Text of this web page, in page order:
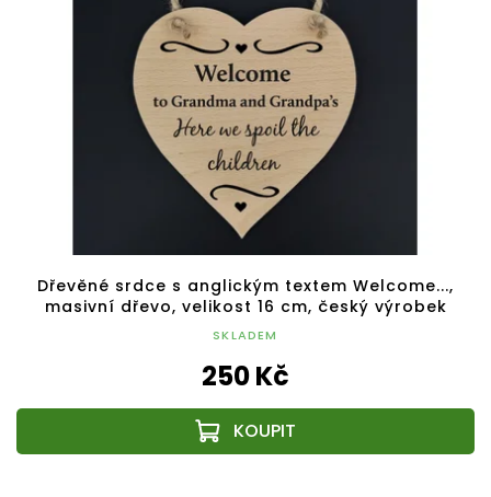
Dřevěné srdce s anglickým textem Welcome...,
masivní dřevo, velikost 16 cm, český výrobek
SKLADEM
250 Kč